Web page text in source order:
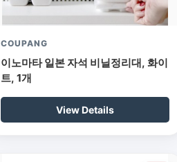
COUPANG
이노마타 일본 자석 비닐정리대, 화이
트, 1개
View Details